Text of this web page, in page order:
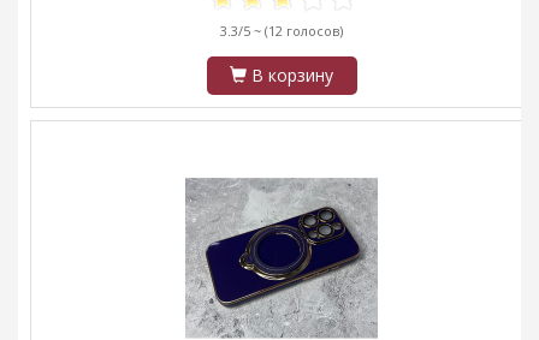
3.3/5 ~ (12 голосов)
В корзину